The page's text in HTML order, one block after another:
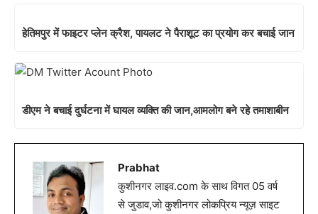
हेतिमपुर में फाइटर प्लेन क्रैश, पायलट ने पैराशूट का प्रयोग कर बचाई जान
डीएम ने बचाई दुर्घटना में घायल व्यक्ति की जान,आमलोग बने रहे तमाशाबीन
Prabhat
कुशीनगर लाइव.com के साथ विगत 05 वर्ष
से जुडाव,जो कुशीनगर लोकप्रिय न्यूज़ साइट